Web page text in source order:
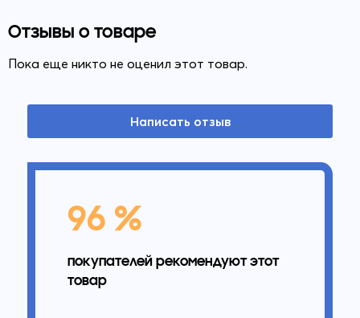
Отзывы о товаре
Пока еще никто не оценил этот товар.
Написать отзыв
96 %
покупателей рекомендуют этот
товар